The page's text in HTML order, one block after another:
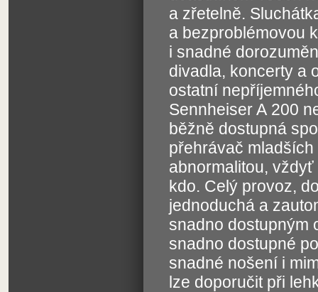
a zřetelně.
a bezproblémovou
i snadné
divadla, koncerty a
ostatní
Sennheiser A 200
běžně dostupná
přehrávač
abnormalitou,
kdo. Celý provoz,
jednoduchá a
snadno dostupným
snadno dostupné
snadné nošení i
lze doporučit při